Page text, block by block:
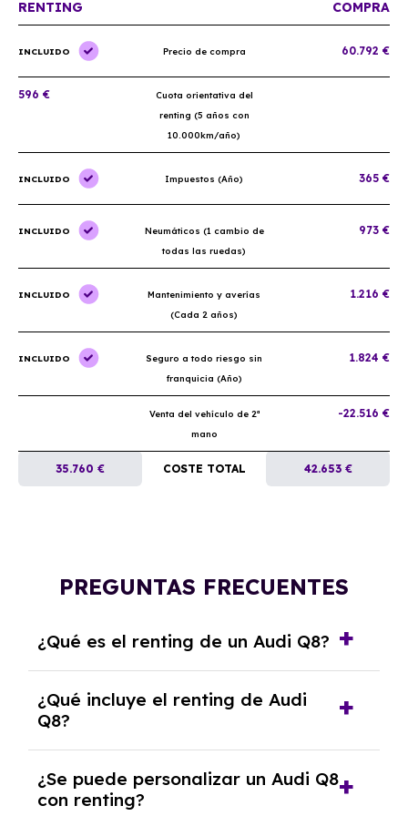
RENTING COMPRA
INCLUIDO Precio de compra 60.792 €
596 €
Cuota orientativa del
renting (5 años con
10.000km/año)
INCLUIDO Impuestos (Año) 365 €
INCLUIDO
Neumáticos (1 cambio de
todas las ruedas)
973 €
INCLUIDO
Mantenimiento y averías
(Cada 2 años)
1.216 €
INCLUIDO
Seguro a todo riesgo sin
franquicia (Año)
1.824 €
Venta del vehículo de 2ª
mano
-22.516 €
35.760 € COSTE TOTAL 42.653 €
PREGUNTAS FRECUENTES
¿Qué es el renting de un Audi Q8?
alquiler a largo plazo en el que pagas una
cuota mensual fija por el uso del coche
durante un periodo determinado,
generalmente entre 2 y 5 años.
¿Qué incluye el renting de Audi
Q8?
seguro a todo riesgo, mantenimiento,
reparaciones, impuestos, asistencia en
¿Se puede personalizar un Audi Q8
con renting?